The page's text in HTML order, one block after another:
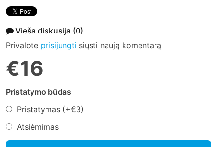
Vieša diskusija (0)
Privalote prisijungti siųsti naują komentarą
€16
Pristatymo būdas
Pristatymas (+€3)
Atsiėmimas